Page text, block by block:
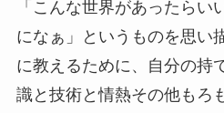
「こんな世界があったらい
になぁ」というものを思い
に教えるために、自分の持
識と技術と情熱その他もろ